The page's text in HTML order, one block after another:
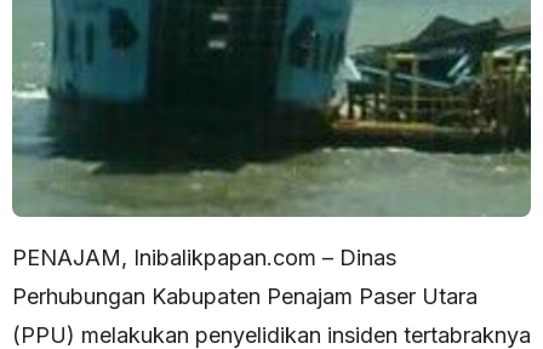
PENAJAM, Inibalikpapan.com – Dinas
Perhubungan Kabupaten Penajam Paser Utara
(PPU) melakukan penyelidikan insiden tertabraknya